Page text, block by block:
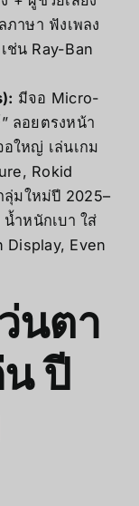
ภาษา ฟังเพลง
น Ray-Ban
มีจอ Micro-
ลอยตรงหน้า
ใหญ่ เล่นเกม
Rokid
ลุ่มใหม่ปี 2025–
ำหนักเบา ใส่
Display, Even
นตา
ปี